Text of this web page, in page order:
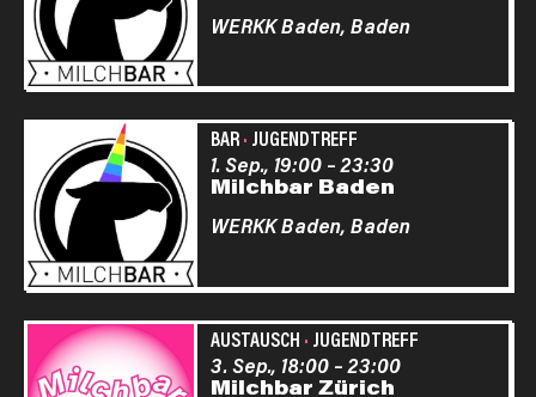
WERKK Baden, Baden
BAR· JUGENDTREFF
Milchbar Baden
1. Sep., 19:00–23:30
WERKK Baden, Baden
AUSTAUSCH · JUGENDTREFF
Milchbar Zürich
3. Sep., 18:00–23:00